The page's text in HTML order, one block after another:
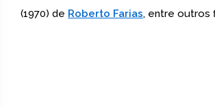
(1970) de Roberto Farias, entre outros